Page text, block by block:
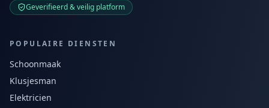
Geverifieerd & veilig platform
POPULAIRE DIENSTEN
Schoonmaak
Klusjesman
Elektricien